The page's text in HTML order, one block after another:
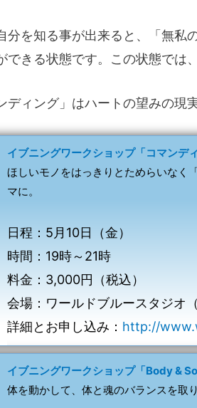
分を知る事が出来ると、「無私
できる状態です。この状態では
ディング」はハートの望みの現
イブニングワークショップ「コマンデ
ほしいモノをはっきりとためらいなく
マに。
日程：5月10日（金）
時間：19時～21時
料金：3,000円（税込）
会場：ワールドブルースタジオ
詳細とお申し込み： http://
イブニングワークショップ「Body &
体を動かして、体と魂のバランスを取